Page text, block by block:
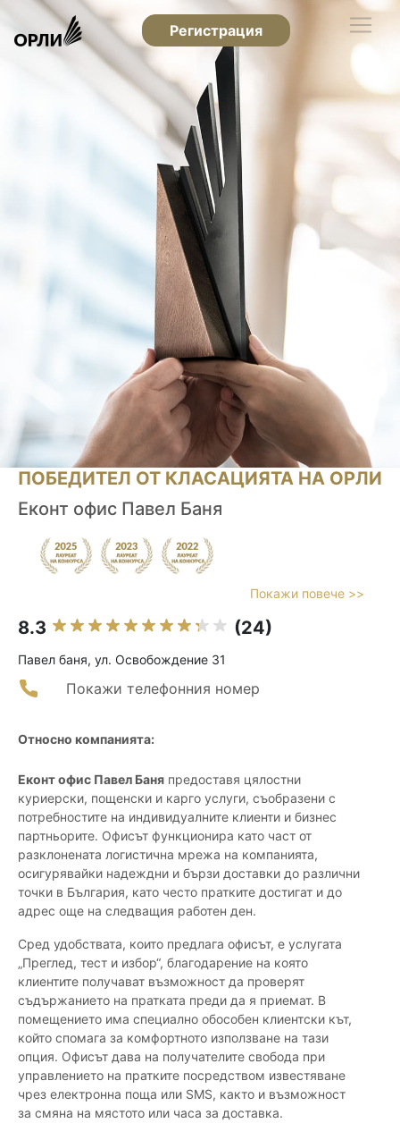
Регистрация
ПОБЕДИТЕЛ ОТ КЛАСАЦИЯТА НА ОРЛИ
Еконт офис Павел Баня
Покажи повече >>
8.3 (24)
Павел баня, ул. Освобождение 31
Покажи телефонния номер
Относно компанията:
Еконт офис Павел Баня предоставя цялостни
куриерски, пощенски и карго услуги, съобразени с
потребностите на индивидуалните клиенти и бизнес
партньорите. Офисът функционира като част от
разклонената логистична мрежа на компанията,
осигурявайки надеждни и бързи доставки до различни
точки в България, като често пратките достигат и до
адрес още на следващия работен ден.
Сред удобствата, които предлага офисът, е услугата
„Преглед, тест и избор“, благодарение на която
клиентите получават възможност да проверят
съдържанието на пратката преди да я приемат. В
помещението има специално обособен клиентски кът,
който спомага за комфортното използване на тази
опция. Офисът дава на получателите свобода при
управлението на пратките посредством известяване
чрез електронна поща или SMS, както и възможност
за смяна на мястото или часа за доставка.